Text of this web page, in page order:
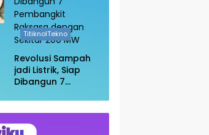
TitiknolTekno
Revolusi Sampah
jadi Listrik, Siap
Dibangun 7
Sekitar 200 MW